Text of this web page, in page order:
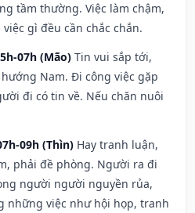
tầm thường. Việc làm chậm,
gì đều cần chắc chắn.
07h (Mão) Tin vui sắp tới,
Nam. Đi công việc gặp
đi có tin về. Nếu chăn nuôi
09h (Thìn) Hay tranh luận,
phải đề phòng. Người ra đi
người người nguyền rủa,
những việc như hội họp, tranh